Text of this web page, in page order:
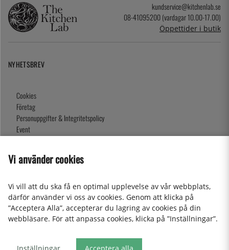
kundservice@kitchenlab.se
08-41095200 (vardagar 10.00-17.00)
Öppettider i butik
NYHETSBREV
Cookies
Företag
Personuppgifter & Integritetspolicy
Event
Presentkort
2026 KitchenLab AB
Vi använder cookies
Vi vill att du ska få en optimal upplevelse av vår webbplats,
därför använder vi oss av cookies. Genom att klicka på
”Acceptera Alla”, accepterar du lagring av cookies på din
webbläsare. För att anpassa cookies, klicka på ”Inställningar”.